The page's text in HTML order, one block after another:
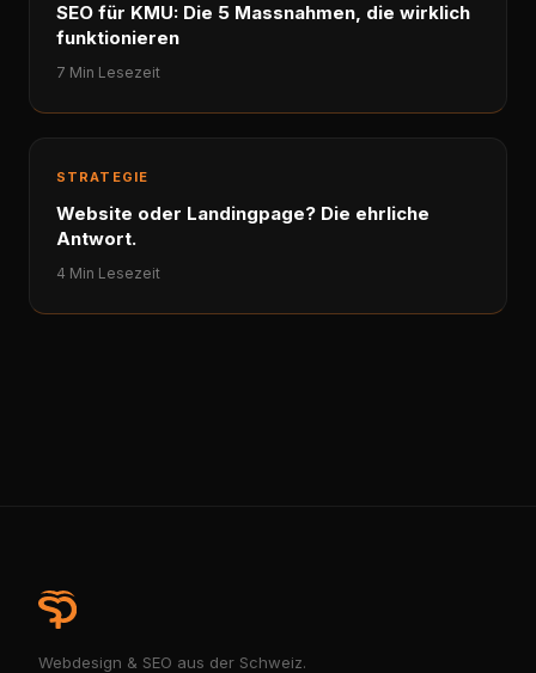
SEO für KMU: Die 5 Massnahmen, die wirklich
funktionieren
7 Min Lesezeit
STRATEGIE
Website oder Landingpage? Die ehrliche
Antwort.
4 Min Lesezeit
Webdesign & SEO aus der Schweiz.